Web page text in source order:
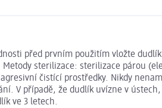
před prvním použitím vložte
sterilizace: sterilizace párou
čistící prostředky. Nikdy
V případě, že dudlík uvízne v
ve 3 letech.